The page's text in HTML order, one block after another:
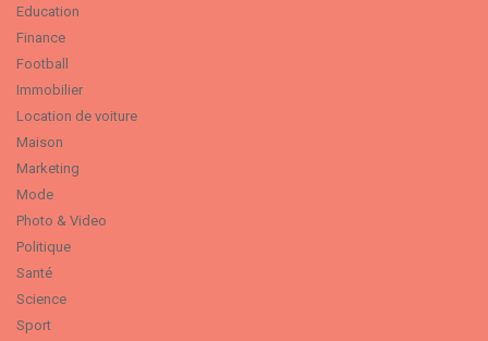
Education
Finance
Football
Immobilier
Location de voiture
Maison
Marketing
Mode
Photo & Video
Politique
Santé
Science
Sport